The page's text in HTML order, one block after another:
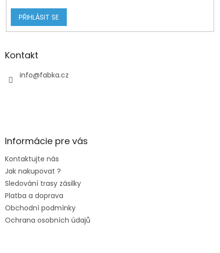
PŘIHLÁSIT SE
Kontakt
info@fabka.cz
Informácie pre vás
Kontaktujte nás
Jak nakupovat ?
Sledování trasy zásilky
Platba a doprava
Obchodní podmínky
Ochrana osobních údajů